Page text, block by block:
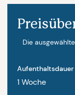
Keine Haustiere
Buchung von
Die
Aufenthaltsdauer